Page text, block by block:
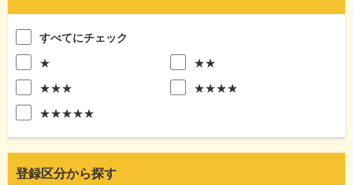
すべてにチェック
★
★★
★★★
★★★★
★★★★★
登録区分から探す